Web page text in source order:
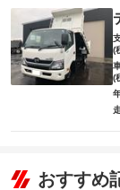
(
(
おすすめ